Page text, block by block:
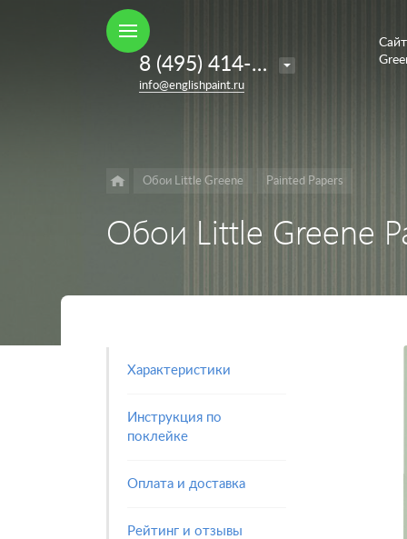
8 (495) 414-35-98
info@englishpaint.ru
Обои Little Greene Painted Papers
Обои Little Greene
Характеристики
Инструкция по
поклейке
Оплата и доставка
Рейтинг и отзывы